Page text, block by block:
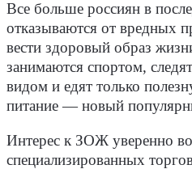
Все больше россиян в
отказываются от вредных
вести здоровый образ
занимаются спортом,
видом и едят только
питание — новый
Интерес к ЗОЖ уверенно
специализированных